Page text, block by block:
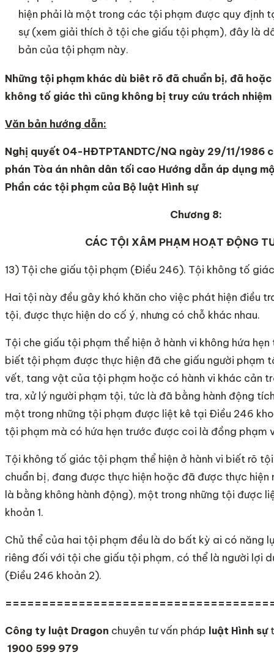
hiện phải là một trong các tội phạm được quy định
sự (xem giải thích ở tội che giấu tội phạm), đây là
bản của tội phạm này.
Những tội phạm khác dù biêt rõ đã chuẩn bị, đã
không tố giác thì cũng không bị truy cứu trách
Văn bản hướng dẫn:
Nghị quyết 04-HĐTPTANDTC/NQ ngày 29/11/1986
phán Tòa án nhân dân tối cao Hướng dẫn áp dụng
Phần các tội phạm của Bộ luật Hình sự
Chương 8:
CÁC TỘI XÂM PHẠM HOẠT ĐỘNG
13) Tội che giấu tội phạm (Điều 246). Tội không tố
Hai tội này đều gây khó khăn cho việc phát hiện điều
tội, được thực hiện do cố ý, nhưng có chỗ khác nhau.
Tội che giấu tội phạm thể hiện ở hành vi không hứa hẹn
biết tội phạm được thực hiện đã che giấu người phạm
vết, tang vật của tội phạm hoặc có hành vi khác cản
tra, xử lý người phạm tội, tức là đã bằng hành động
một trong những tội phạm được liệt kê tại Điều 246
tội phạm mà có hứa hẹn trước được coi là đồng phạm
Tội không tố giác tội phạm thể hiện ở hành vi biết rõ
chuẩn bị, đang được thực hiện hoặc đã được thực
là bằng không hành động), một trong những tội được
khoản 1.
Chủ thể của hai tội phạm đều là do bất kỳ ai có năng
riêng đối với tội che giấu tội phạm, có thể là người lợi
(Điều 246 khoản 2).
Công ty luật Dragon chuyên tư vấn pháp luật Hình sự
1900 599 979